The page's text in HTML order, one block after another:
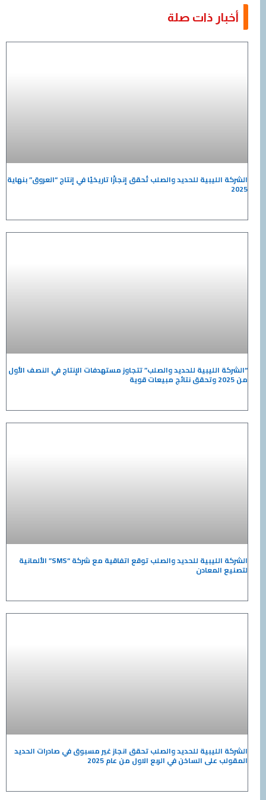
ذات صلة
للحديد والصلب تُحقق إنجازًا تاريخيًا في إنتاج “العروق” بنهاية
الليبية للحديد والصلب” تتجاوز مستهدفات الإنتاج في النصف الأول
الشركة الليبية للحديد والصلب توقع اتفاقية مع شركة “SMS” الألمانية
للحديد والصلب تحقق انجاز غير مسبوق في صادرات الحديد
الساخن في الربع الاول من عام 2025